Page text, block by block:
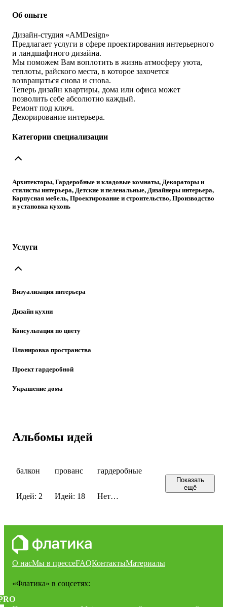
Об опыте
Дизайн-студия «AMDesign»
Предлагает услуги в сфере проектирования интерьерного
и ландшафтного дизайна.
Мы поможем Вам воплотить в жизнь атмосферу уюта,
теплоты, райского места, в которое захочется
возвращаться снова и снова.
Теперь дизайн квартиры, дома или офиса может
позволить себе абсолютно каждый.
Ремонт под ключ.
Декорирование интерьера.
Категории специализации
Архитекторы, Гардеробные и кладовые комнаты, Декораторы и
стилисты интерьера, Детские и пеленальные, Дизайнеры интерьера,
Корпусная мебель, Проектирование и строительство, Производство
и установка кухонь
Услуги
Визуализация интерьера
Дизайн кухни
Консультация по цвету
Планировка пространства
Проект гардеробной
Украшение дома
Альбомы идей
балкон
Идей: 2
прованс
Идей: 18
гардеробные
Нет
Показать
ещё
О насМы в прессеFAQКонтактыМатериалы
«Флатика» в соцсетях: